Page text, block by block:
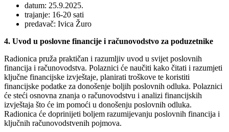
datum: 25.9.2025.
trajanje: 16-20 sati
predavač: Ivica Žuro
4. Uvod u poslovne financije i računovodstvo za poduzetnike
Radionica pruža praktičan i razumljiv uvod u svijet poslovnih
financija i računovodstva. Polaznici će naučiti kako čitati i razumjeti
ključne financijske izvještaje, planirati troškove te koristiti
financijske podatke za donošenje boljih poslovnih odluka. Polaznici
će steći osnovna znanja o računovodstvu i analizi financijskih
izvještaja što će im pomoći u donošenju poslovnih odluka.
Radionica će doprinijeti boljem razumijevanju poslovnih financija i
ključnih računovodstvenih pojmova.